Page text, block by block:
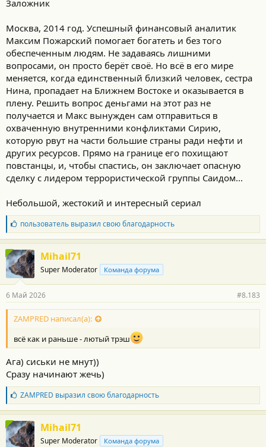
Заложник
Москва, 2014 год. Успешный финансовый аналитик
Максим Пожарский помогает богатеть и без того
обеспеченным людям. Не задаваясь лишними
вопросами, он просто берёт своё. Но всё в его мире
меняется, когда единственный близкий человек, сестра
Нина, пропадает на Ближнем Востоке и оказывается в
плену. Решить вопрос деньгами на этот раз не
получается и Макс вынужден сам отправиться в
охваченную внутренними конфликтами Сирию,
которую рвут на части большие страны ради нефти и
других ресурсов. Прямо на границе его похищают
повстанцы, и, чтобы спастись, он заключает опасную
сделку с лидером террористической группы Саидом...
Небольшой, жестокий и интересный сериал
Б
л
а
г
о
д
а
н
о
с
и
:
пользовательвыразил свою благодарность
Mihail71
Super Moderator Команда форума
6 Май 2026 #8.183
ZAMPRED написал(а):
всё как и раньше - лютый трэш
Ага) сиськи не мнут))
Сразу начинают жечь)
Б
л
а
г
о
д
ZAMPRED выразил свою благодарность
Mihail71
Super Moderator Команда форума